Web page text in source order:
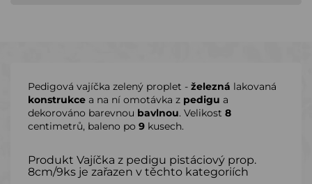
Pedigová vajíčka zelený proplet - železná lakovaná
konstrukce a na ní omotávka z pedigu a
dekorováno barevnou bavlnou. Velikost 8
centimetrů, baleno po 9 kusech.
Produkt Vajíčka z pedigu pistáciový prop.
8cm/9ks je zařazen v těchto kategoriích